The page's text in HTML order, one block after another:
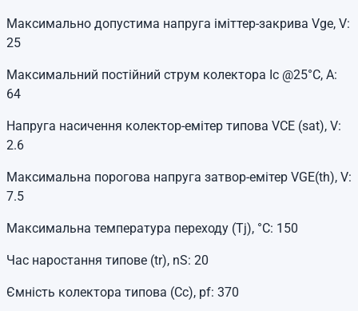
Максимально допустима напруга іміттер-закрива Vge, V:
25
Максимальний постійний струм колектора Ic @25°C, A:
64
Напруга насичення колектор-емітер типова VCE (sat), V:
2.6
Максимальна порогова напруга затвор-емітер VGE(th), V:
7.5
Максимальна температура переходу (Tj), °C: 150
Час наростання типове (tr), nS: 20
Ємність колектора типова (Cc), pf: 370